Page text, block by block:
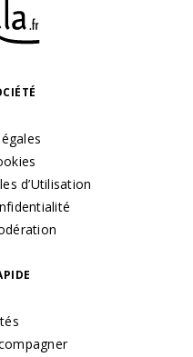
d’Utilisation